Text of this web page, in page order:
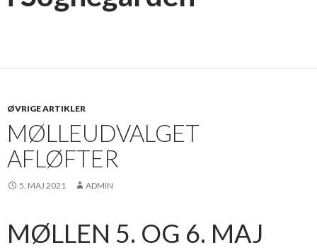
ØVRIGE ARTIKLER
MØLLEUDVALGET
AFLØFTER
5. MAJ 2021 ADMIN
MØLLEN 5. OG 6. MAJ